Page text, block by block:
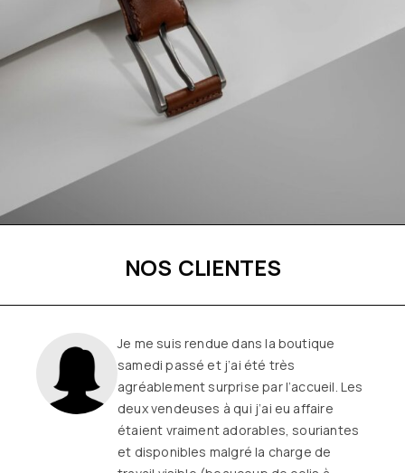
NOS CLIENTES
Une boutique familiale, à l’écoute et
remplie de joie de vivre
Les
vêtements sont de qualité, tendances
et originaux pour différentes
morphologies
et ça fait très
longtemps que j’y vais (depuis le début